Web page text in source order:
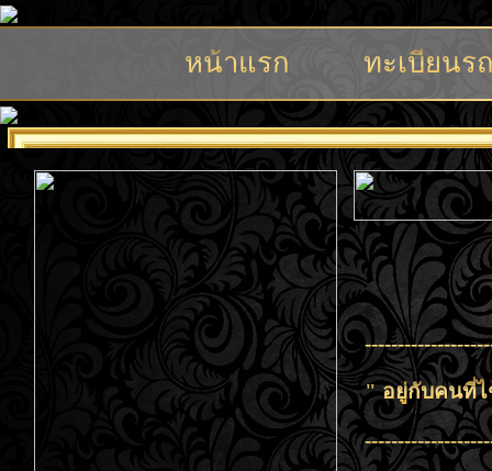
หน้าแรก ทะเบียนร
" อยู่กับคนที่ไ